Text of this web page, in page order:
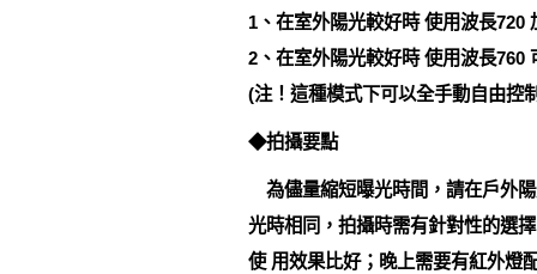
1、在室外陽光較好時 使用波長720
2、在室外陽光較好時 使用波長760
(注！這種模式下可以全手動自由控
◆拍攝要點
為儘量縮短曝光時間，請在戶外
光時相同，拍攝時需有針對性的選
使 用效果比好；晚上需要有紅外燈